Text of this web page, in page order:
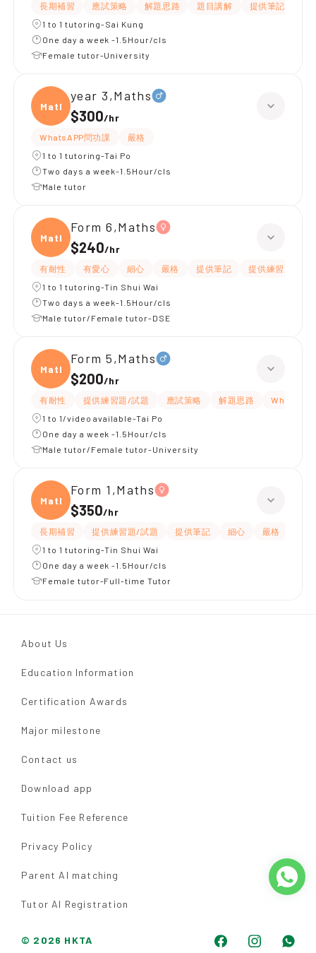
長期補習 應試策略 解題思路 題目講解 提供筆記
1 to 1 tutoring-Sai Kung
One day a week -1.5Hour/cls
Female tutor-University
Maths
year 3,Maths
$300/hr
WhatsAPP問功課
嚴格
1 to 1 tutoring-Tai Po
Two days a week-1.5Hour/cls
Male tutor
Maths
Form 6,Maths
$240/hr
有耐性 有愛心 細心 嚴格 提供筆記
提供練習題/試題
1 to 1 tutoring-Tin Shui Wai
Two days a week-1.5Hour/cls
Male tutor/Female tutor-DSE
Maths
Form 5,Maths
$200/hr
有耐性 提供練習題/試題 應試策略 解題思路
1 to 1/video available-Tai Po
One day a week -1.5Hour/cls
Male tutor/Female tutor-University
Maths
Form 1,Maths
$350/hr
長期補習 提供練習題/試題 提供筆記 細心 嚴格
1 to 1 tutoring-Tin Shui Wai
One day a week -1.5Hour/cls
Female tutor-Full-time Tutor
About Us
Education Information
Certification Awards
Major milestone
Contact us
Download app
Tuition Fee Reference
Privacy Policy
Parent AI matching
Tutor AI Registration
© 2026 HKTA